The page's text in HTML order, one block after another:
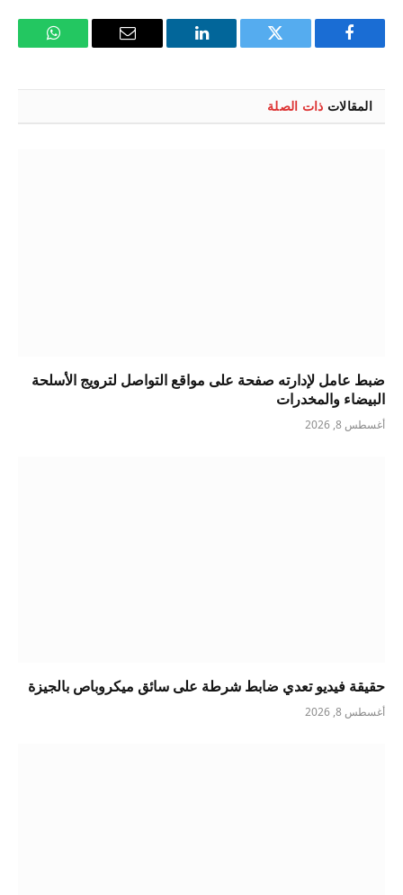
فيسبوك تويتر لينكدإن
البريد
واتساب
المقالات ذات الصلة
ضبط عامل لإدارته صفحة على مواقع التواصل لترويج الأسلحة
البيضاء والمخدرات
أغسطس 8, 2026
حقيقة فيديو تعدي ضابط شرطة على سائق ميكروباص بالجيزة
أغسطس 8, 2026